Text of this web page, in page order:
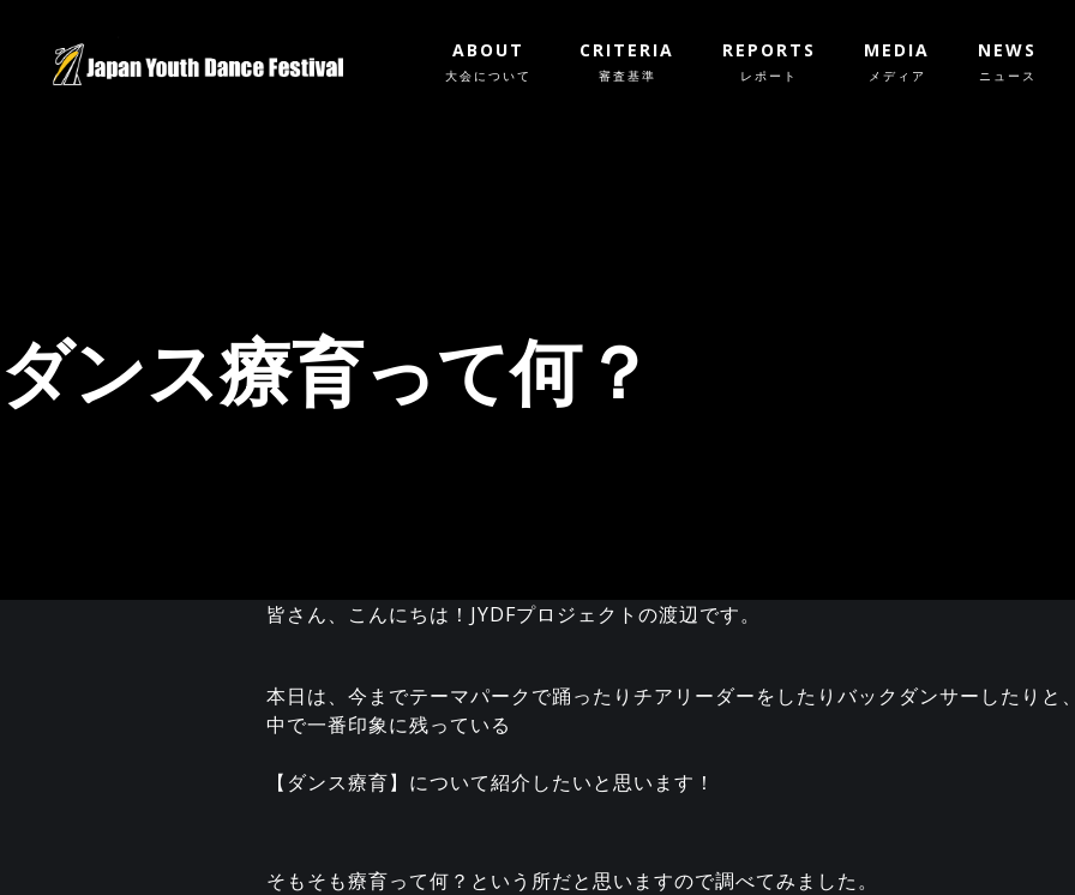
ABOUT
大会について
CRITERIA
審査基準
REPORTS
レポート
MEDIA
メディア
NEWS
ニュース
ダンス療育って何？
皆さん、こんにちは！JYDFプロジェクトの渡辺です。
本日は、今までテーマパークで踊ったりチアリーダーをしたりバックダンサーしたりと
中で一番印象に残っている
【ダンス療育】について紹介したいと思います！
そもそも療育って何？という所だと思いますので調べてみました。